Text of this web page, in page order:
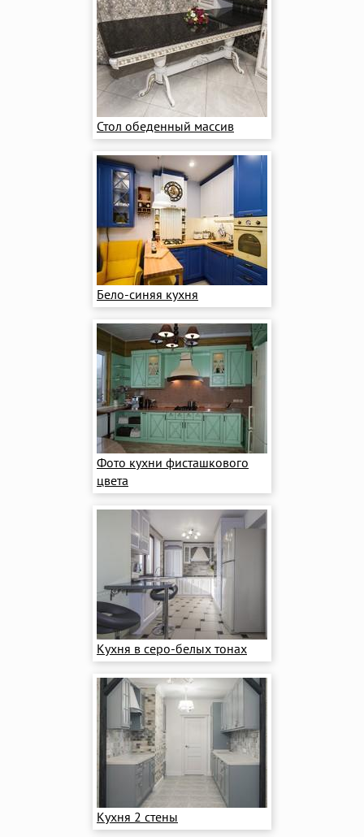
Стол обеденный массив
Бело-синяя кухня
Фото кухни фисташкового
цвета
Кухня в серо-белых тонах
Кухня 2 стены